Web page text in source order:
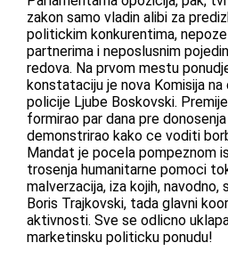
zakon samo vladin alibi za
politickim konkurentima,
partnerima i neposlusnim
redova. Na prvom mestu
konstataciju je nova Komisija
policije Ljube Boskovski.
formirao par dana pre
demonstrirao kako ce voditi
Mandat je pocela pompeznom
trosenja humanitarne pomoci
malverzacija, iza kojih,
Boris Trajkovski, tada glavni
aktivnosti. Sve se odlicno
marketinsku politicku ponudu!